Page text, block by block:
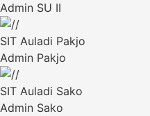
Admin SU II
SIT Auladi Pakjo
Admin Pakjo
SIT Auladi Sako
Admin Sako